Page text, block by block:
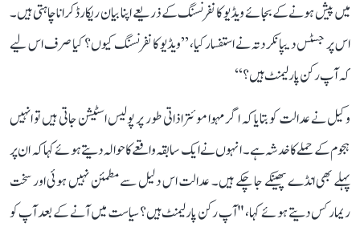
میں پیش ہونے کے بجائے ویڈیو کانفرنسنگ کے ذریعے اپنا بیان ریکارڈ کرانا چاہتی ہیں۔
اس پر جسٹس دیپانکر دتہ نے استفسار کیا، ’’ویڈیو کانفرنسنگ کیوں؟ کیا صرف اس لیے
کہ آپ رکن پارلیمنٹ ہیں؟‘‘
وکیل نے عدالت کو بتایا کہ اگر مہوا موئترا ذاتی طور پر پولیس اسٹیشن جاتی ہیں تو انہیں
ہجوم کے حملے کا خدشہ ہے۔ انہوں نے ایک سابقہ واقعے کا حوالہ دیتے ہوئے کہا کہ ان پر
پہلے بھی انڈے پھینکے جا چکے ہیں۔ عدالت اس دلیل سے مطمئن نہیں ہوئی اور سخت
ریمارکس دیتے ہوئے کہا، "آپ رکن پارلیمنٹ ہیں؟ سیاست میں آنے کے بعد آپ کو